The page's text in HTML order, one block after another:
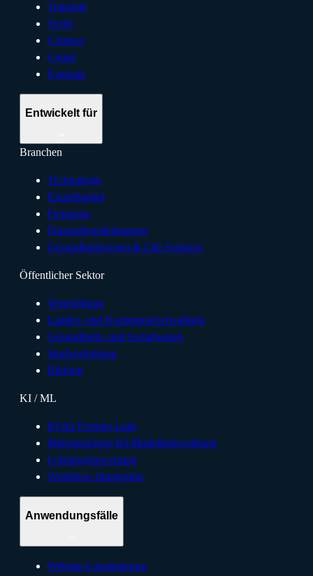
Translate
Verify
Connect
Create
Evaluate
Entwickelt für
Branchen
Technologie
Einzelhandel
Fertigung
Finanzdienstleistungen
Gesundheitswesen & Life Sciences
Öffentlicher Sektor
Verteidigung
Landes- und Kommunalverwaltung
Gesundheits- und Sozialwesen
Strafverfolgung
Bildung
KI / ML
KI für Frontier Labs
Mehrsprachige KI-Modellentwicklung
Leistungsbewertung
Workflow-Integration
Anwendungsfälle
Website-Lokalisierung